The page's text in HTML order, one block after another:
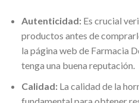
Autenticidad:Es crucial
productos antes de
la página web de Farmacia
tenga una buena reputación.
Calidad:La calidad de la
fundamental para obtener